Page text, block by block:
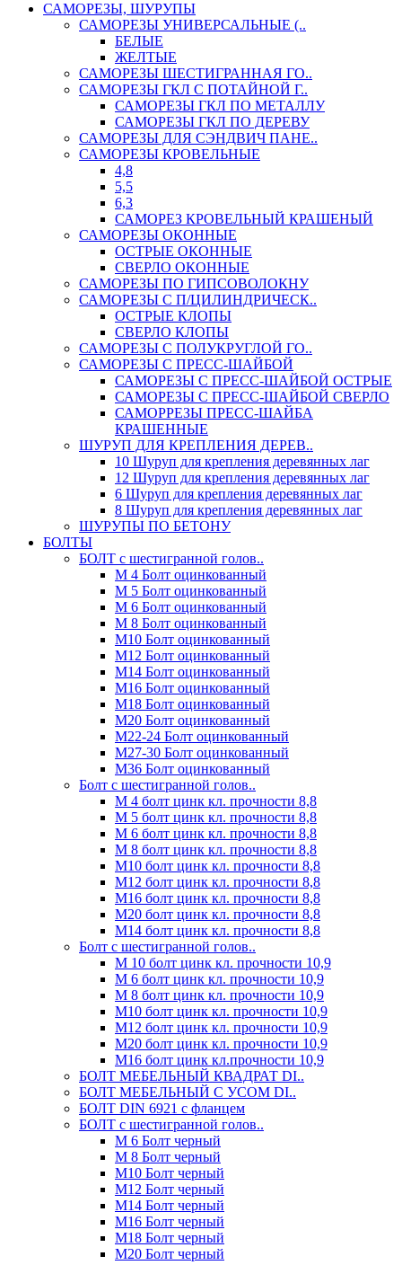
САМОРЕЗЫ, ШУРУПЫ
САМОРЕЗЫ УНИВЕРСАЛЬНЫЕ (..
БЕЛЫЕ
ЖЕЛТЫЕ
САМОРЕЗЫ ШЕСТИГРАННАЯ ГО..
САМОРЕЗЫ ГКЛ С ПОТАЙНОЙ Г..
САМОРЕЗЫ ГКЛ ПО МЕТАЛЛУ
САМОРЕЗЫ ГКЛ ПО ДЕРЕВУ
САМОРЕЗЫ ДЛЯ СЭНДВИЧ ПАНЕ..
САМОРЕЗЫ КРОВЕЛЬНЫЕ
4,8
5,5
6,3
САМОРЕЗ КРОВЕЛЬНЫЙ КРАШЕНЫЙ
САМОРЕЗЫ ОКОННЫЕ
ОСТРЫЕ ОКОННЫЕ
СВЕРЛО ОКОННЫЕ
САМОРЕЗЫ ПО ГИПСОВОЛОКНУ
САМОРЕЗЫ С П/ЦИЛИНДРИЧЕСК..
ОСТРЫЕ КЛОПЫ
СВЕРЛО КЛОПЫ
САМОРЕЗЫ С ПОЛУКРУГЛОЙ ГО..
САМОРЕЗЫ С ПРЕСС-ШАЙБОЙ
САМОРЕЗЫ С ПРЕСС-ШАЙБОЙ ОСТРЫЕ
САМОРЕЗЫ С ПРЕСС-ШАЙБОЙ СВЕРЛО
САМОРРЕЗЫ ПРЕСС-ШАЙБА
КРАШЕННЫЕ
ШУРУП ДЛЯ КРЕПЛЕНИЯ ДЕРЕВ..
10 Шуруп для крепления деревянных лаг
12 Шуруп для крепления деревянных лаг
6 Шуруп для крепления деревянных лаг
8 Шуруп для крепления деревянных лаг
ШУРУПЫ ПО БЕТОНУ
БОЛТЫ
БОЛТ с шестигранной голов..
М 4 Болт оцинкованный
М 5 Болт оцинкованный
М 6 Болт оцинкованный
М 8 Болт оцинкованный
М10 Болт оцинкованный
М12 Болт оцинкованный
М14 Болт оцинкованный
М16 Болт оцинкованный
М18 Болт оцинкованный
М20 Болт оцинкованный
М22-24 Болт оцинкованный
М27-30 Болт оцинкованный
М36 Болт оцинкованный
Болт с шестигранной голов..
М 4 болт цинк кл. прочности 8,8
М 5 болт цинк кл. прочности 8,8
М 6 болт цинк кл. прочности 8,8
М 8 болт цинк кл. прочности 8,8
М10 болт цинк кл. прочности 8,8
М12 болт цинк кл. прочности 8,8
М16 болт цинк кл. прочности 8,8
М20 болт цинк кл. прочности 8,8
М14 болт цинк кл. прочности 8,8
Болт с шестигранной голов..
М 10 болт цинк кл. прочности 10,9
М 6 болт цинк кл. прочности 10,9
М 8 болт цинк кл. прочности 10,9
М10 болт цинк кл. прочности 10,9
М12 болт цинк кл. прочности 10,9
М20 болт цинк кл. прочности 10,9
М16 болт цинк кл.прочности 10,9
БОЛТ МЕБЕЛЬНЫЙ КВАДРАТ DI..
БОЛТ МЕБЕЛЬНЫЙ С УСОМ DI..
БОЛТ DIN 6921 c фланцем
БОЛТ с шестигранной голов..
М 6 Болт черный
М 8 Болт черный
М10 Болт черный
М12 Болт черный
М14 Болт черный
М16 Болт черный
М18 Болт черный
М20 Болт черный